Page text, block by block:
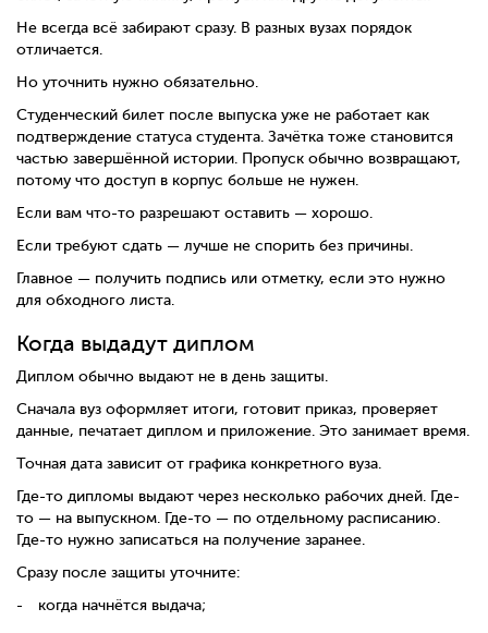
Не всегда всё забирают сразу. В разных вузах порядок
отличается.
Но уточнить нужно обязательно.
Студенческий билет после выпуска уже не работает как
подтверждение статуса студента. Зачётка тоже становится
частью завершённой истории. Пропуск обычно возвращают,
потому что доступ в корпус больше не нужен.
Если вам что-то разрешают оставить — хорошо.
Если требуют сдать — лучше не спорить без причины.
Главное — получить подпись или отметку, если это нужно
для обходного листа.
Когда выдадут диплом
Диплом обычно выдают не в день защиты.
Сначала вуз оформляет итоги, готовит приказ, проверяет
данные, печатает диплом и приложение. Это занимает время.
Точная дата зависит от графика конкретного вуза.
Где-то дипломы выдают через несколько рабочих дней. Где-
то — на выпускном. Где-то — по отдельному расписанию.
Где-то нужно записаться на получение заранее.
Сразу после защиты уточните:
когда начнётся выдача;